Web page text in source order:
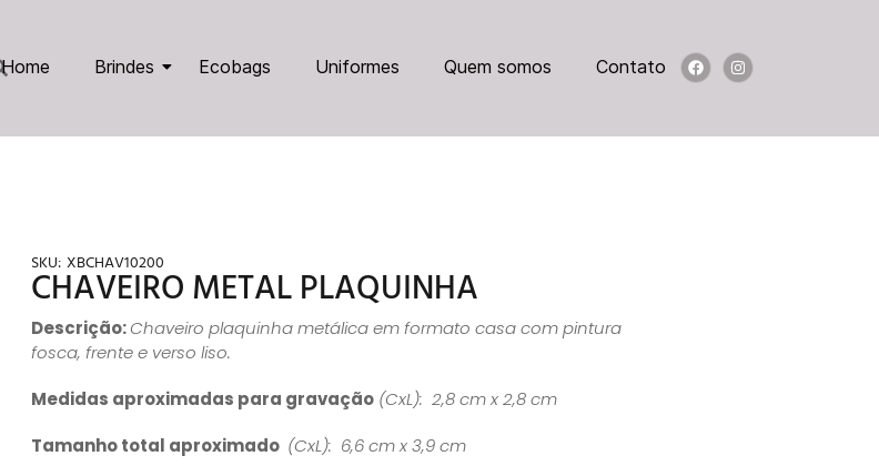
Home Brindes Ecobags Uniformes Quem somos Contato
SKU: XBCHAV10200
CHAVEIRO METAL PLAQUINHA
Descrição:Chaveiro plaquinha metálica em formato casa com pintura
fosca, frente e verso liso.
Medidas aproximadas para gravação (CxL): 2,8 cm x 2,8 cm
Tamanho total aproximado (CxL): 6,6 cm x 3,9 cm